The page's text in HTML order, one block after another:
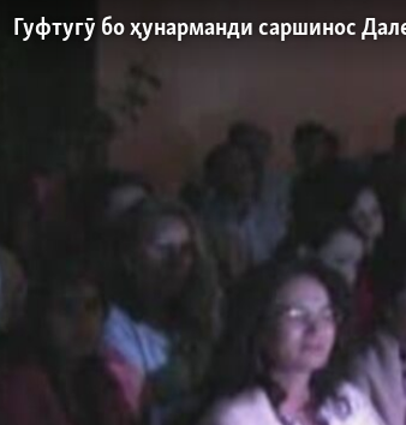
Гуфтугӯ бо ҳунарманди саршинос